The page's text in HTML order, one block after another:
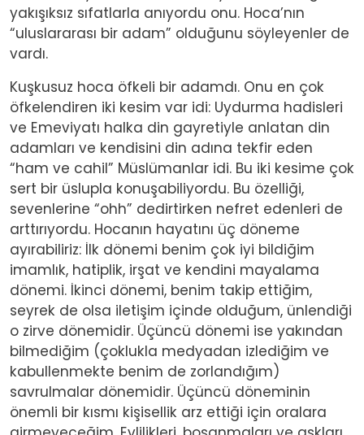
yakışıksız sıfatlarla anıyordu onu. Hoca’nın
“uluslararası bir adam” olduğunu söyleyenler de
vardı.
Kuşkusuz hoca öfkeli bir adamdı. Onu en çok
öfkelendiren iki kesim var idi: Uydurma hadisleri
ve Emeviyatı halka din gayretiyle anlatan din
adamları ve kendisini din adına tekfir eden
“ham ve cahil” Müslümanlar idi. Bu iki kesime çok
sert bir üslupla konuşabiliyordu. Bu özelliği,
sevenlerine “ohh” dedirtirken nefret edenleri de
arttırıyordu. Hocanın hayatını üç döneme
ayırabiliriz: İlk dönemi benim çok iyi bildiğim
imamlık, hatiplik, irşat ve kendini mayalama
dönemi. İkinci dönemi, benim takip ettiğim,
seyrek de olsa iletişim içinde olduğum, ünlendiği
o zirve dönemidir. Üçüncü dönemi ise yakından
bilmediğim (çoklukla medyadan izlediğim ve
kabullenmekte benim de zorlandığım)
savrulmalar dönemidir. Üçüncü döneminin
önemli bir kısmı kişisellik arz ettiği için oralara